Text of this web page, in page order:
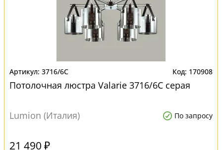
3716/6C 170908
Потолочная люстра Valarie 3716/6C серая
Lumion (Италия) По запросу
21 490 ₽